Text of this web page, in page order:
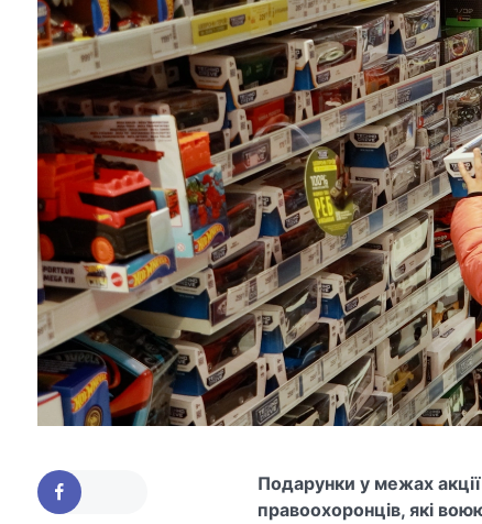
Подарунки у межах
правоохоронців, які